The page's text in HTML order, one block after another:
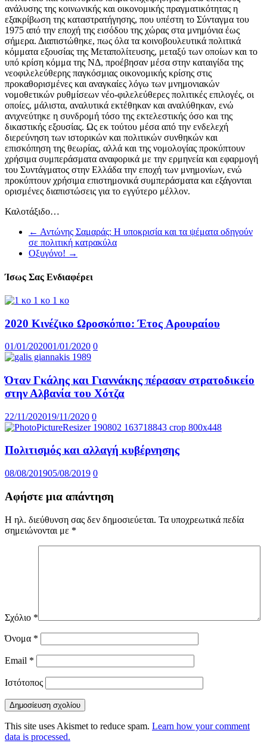
ανάλυσης της κοινωνικής και οικονομικής πραγματικότητας η
εξακρίβωση της καταστρατήγησης, που υπέστη το Σύνταγμα του
1975 από την εποχή της εισόδου της χώρας στα μνημόνια έως
σήμερα. Διαπιστώθηκε, πως όλα τα κοινοβουλευτικά πολιτικά
κόμματα εξουσίας της Μεταπολίτευσης, μεταξύ των οποίων και το
υπό κρίση κόμμα της ΝΔ, προέβησαν μέσα στην καταιγίδα της
νεοφιλελεύθερης παγκόσμιας οικονομικής κρίσης στις
προκαθορισμένες και αναγκαίες λόγω των μνημονιακών
νομοθετικών ρυθμίσεων νέο-φιλελεύθερες πολιτικές επιλογές, οι
οποίες, μάλιστα, αναλυτικά εκτέθηκαν και αναλύθηκαν, ενώ
ανιχνεύτηκε η συνδρομή τόσο της εκτελεστικής όσο και της
δικαστικής εξουσίας. Ως εκ τούτου μέσα από την ενδελεχή
διερεύνηση των ιστορικών και πολιτικών συνθηκών και
επισκόπηση της θεωρίας, αλλά και της νομολογίας προκύπτουν
χρήσιμα συμπεράσματα αναφορικά με την ερμηνεία και εφαρμογή
του Συντάγματος στην Ελλάδα την εποχή των μνημονίων, ενώ
προκύπτουν χρήσιμα επιστημονικά συμπεράσματα και εξάγονται
ορισμένες διαπιστώσεις για το εγγύτερο μέλλον.
Καλοτάξιδο…
← Αντώνης Σαμαράς: Η υποκρισία και τα ψέματα οδηγούν
σε πολιτική κατρακύλα
Οξυγόνο! →
Ίσως Σας Ενδιαφέρει
2020 Κινέζικο Ωροσκόπιο: Έτος Aρουραίου
01/01/202001/01/2020 0
Όταν Γκάλης και Γιαννάκης πέρασαν στρατοδικείο
στην Αλβανία του Χότζα
22/11/202019/11/2020 0
Πολιτισμός και αλλαγή κυβέρνησης
08/08/201905/08/2019 0
Αφήστε μια απάντηση
Η ηλ. διεύθυνση σας δεν δημοσιεύεται. Τα υποχρεωτικά πεδία
σημειώνονται με *
Σχόλιο *
Όνομα *
Email *
Ιστότοπος
This site uses Akismet to reduce spam. Learn how your comment
data is processed.